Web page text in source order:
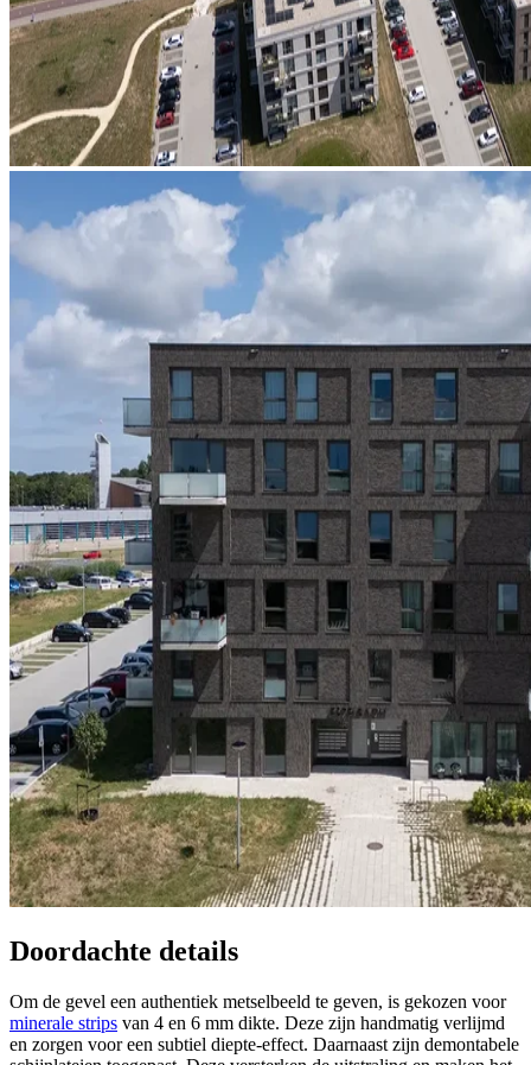
Doordachte details
Om de gevel een authentiek metselbeeld te geven, is gekozen voor
minerale strips van 4 en 6 mm dikte. Deze zijn handmatig verlijmd
en zorgen voor een subtiel diepte-effect. Daarnaast zijn demontabele